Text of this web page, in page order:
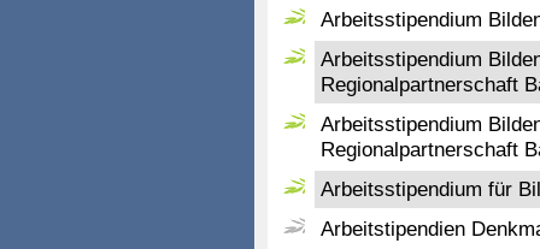
Arbeitsstipendium
Arbeitsstipendium
Regionalpartnerschaft
Arbeitsstipendium
Regionalpartnerschaft
Arbeitsstipendium für
Arbeitstipendien